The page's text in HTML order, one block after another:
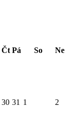
Čt Pá So Ne
30 31 1 2